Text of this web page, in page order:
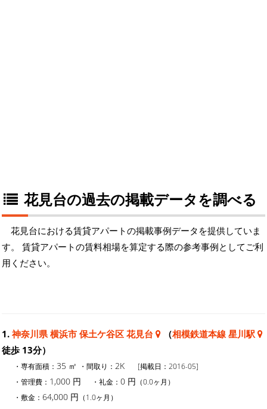
花見台の過去の掲載データを調べる
花見台における賃貸アパートの掲載事例データを提供していま
す。 賃貸アパートの賃料相場を算定する際の参考事例としてご利
用ください。
1. 神奈川県 横浜市 保土ケ谷区 花見台 （相模鉄道本線 星川駅
徒歩 13分）
・専有面積： 35 ㎡ ・間取り： 2K
[掲載日：2016-05]
・管理費： 1,000 円 ・礼金： 0 円 （0.0ヶ月）
・敷金： 64,000 円 （1.0ヶ月）